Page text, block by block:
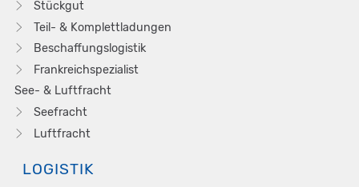
Stückgut
Teil- & Komplettladungen
Beschaffungslogistik
Frankreichspezialist
See- & Luftfracht
Seefracht
Luftfracht
LOGISTIK